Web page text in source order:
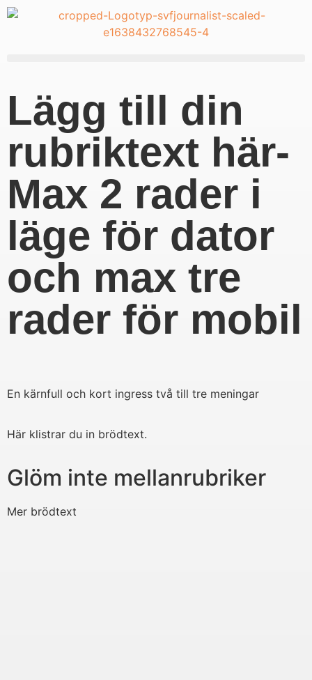
Lägg till din
rubriktext här-
Max 2 rader i
läge för dator
och max tre
rader för mobil
En kärnfull och kort ingress två till tre meningar
Här klistrar du in brödtext.
Glöm inte mellanrubriker
Mer brödtext